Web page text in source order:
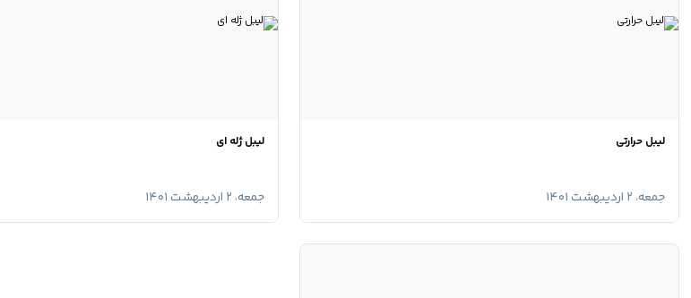
لیبل حرارتی
جمعه، ۲ اردیبهشت ۱۴۰۱
لیبل ژله ای
جمعه، ۲ اردیبهشت ۱۴۰۱